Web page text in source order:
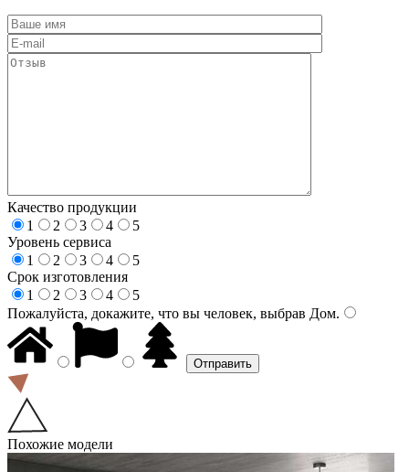
Качество продукции
1
2 3 4
5
Уровень сервиса
1
2 3 4
5
Срок изготовления
1
2 3 4
5
Пожалуйста, докажите, что вы человек, выбрав Дом.
Похожие модели